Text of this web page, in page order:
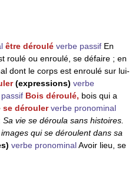
être déroulé verbe passif En
roulé ou enroulé, se défaire ; en
dont le corps est enroulé sur lui-
(expressions) verbe
Bois déroulé, bois qui a
se dérouler verbe pronominal
Sa vie se déroula sans histoires.
qui se déroulent dans sa
verbe pronominalAvoir lieu, se